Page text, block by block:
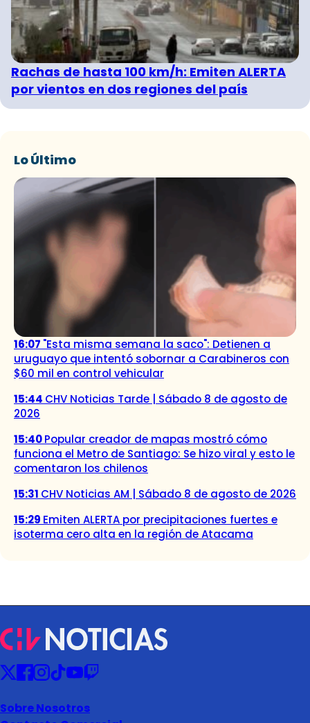
Rachas de hasta 100 km/h: Emiten ALERTA
por vientos en dos regiones del país
Lo Último
16:07 "Esta misma semana la saco": Detienen a
uruguayo que intentó sobornar a Carabineros con
$60 mil en control vehicular
15:44 CHV Noticias Tarde | Sábado 8 de agosto de
2026
15:40Popular creador de mapas mostró cómo
funciona el Metro de Santiago: Se hizo viral y esto le
comentaron los chilenos
15:31 CHV Noticias AM | Sábado 8 de agosto de 2026
15:29 Emiten ALERTA por precipitaciones fuertes e
isoterma cero alta en la región de Atacama
Sobre Nosotros